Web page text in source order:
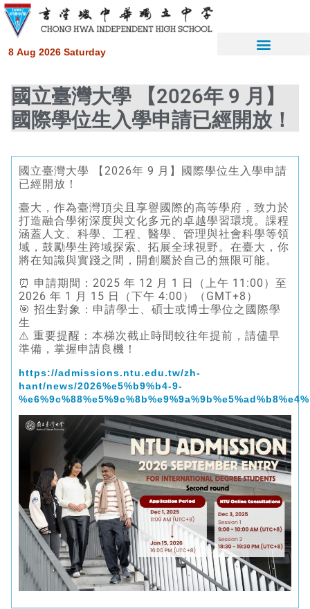
8 Aug 2026 Saturday
國立臺灣大學 【2026年 9 月】
國際學位生入學申請已經開放！
國立臺灣大學 【2026年 9 月】國際學位生入學申請
已經開放！
臺大，作為臺灣頂尖且享譽國際的高等學府，致力於
打造融合學術深度與文化多元的卓越學習環境。課程
涵蓋人文、科學、工程、醫學、管理與社會科學等領
域，鼓勵學生跨域探索、拓展全球視野。在臺大，你
將在知識與實踐之間，開創屬於自己的無限可能。
⏰ 申請期間：2025 年 12 月 1 日（上午 11:00）至
2026 年 1 月 15 日（下午 4:00）（GMT+8）
🎯 招生對象：申請學士、碩士或博士學位之國際學
生
⚠️ 重要提醒：本梯次截止時間較往年提前，請儘早
準備，掌握申請良機！
https://admissions.ntu.edu.tw/zh-
hant/news/2026%e5%b9%b4-9-